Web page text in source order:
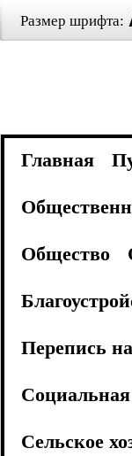
Размер шрифта:
Главная
Общество
Перепись
Сельское